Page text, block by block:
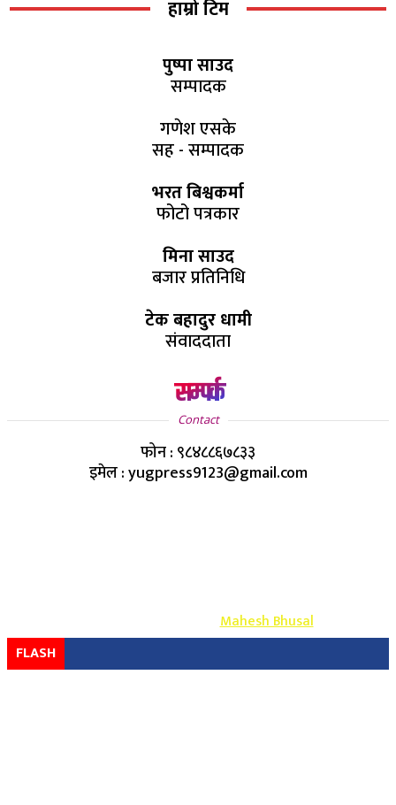
हाम्रो टिम
पुष्पा साउद
सम्पादक
गणेश एसके
सह - सम्पादक
भरत बिश्वकर्मा
फोटो पत्रकार
मिना साउद
बजार प्रतिनिधि
टेक बहादुर धामी
संवाददाता
सम्पर्क
Contact
फोन : ९८४८८६७८३३
इमेल : yugpress9123@gmail.com
Design & Develop By-Mahesh Bhusal
FLASH